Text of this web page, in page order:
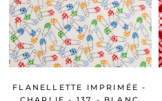
FLANELLETTE IMPRIMÉE -